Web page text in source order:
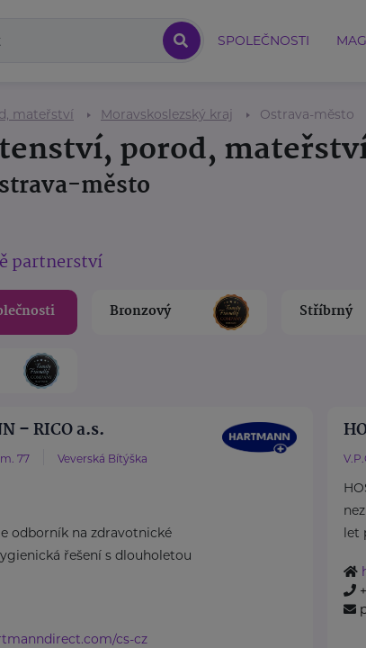
SPOLEČNOSTI
mateřství Moravskoslezský kraj Ostrava-město
porod,
město
partnerství
Bronzový Stříbrný
– RICO a.s.
77 Veverská Bítýška
odborník na zdravotnické
řešení s dlouholetou
cs-cz
let